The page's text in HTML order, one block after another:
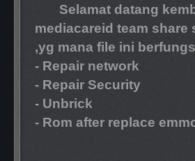
Selamat datang
mediacareid team share
,yg mana file ini
- Repair network
- Repair Security
- Unbrick
- Rom after replace